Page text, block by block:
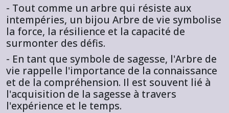
- Tout comme un arbre qui résiste aux
intempéries, un bijou Arbre de vie symbolise
la force, la résilience et la capacité de
surmonter des défis.
- En tant que symbole de sagesse, l'Arbre de
vie rappelle l'importance de la connaissance
et de la compréhension. Il est souvent lié à
l'acquisition de la sagesse à travers
l'expérience et le temps.